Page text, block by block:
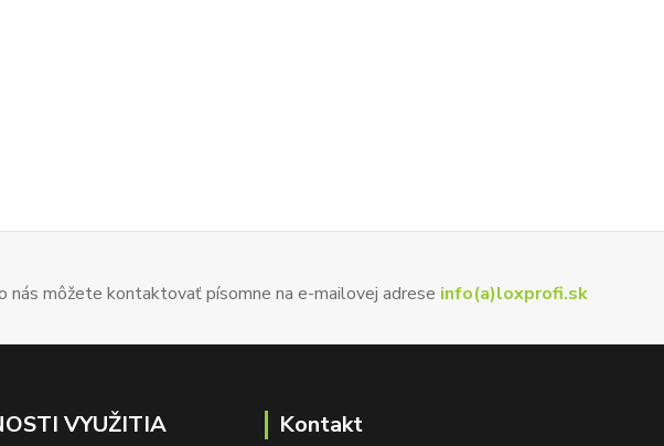
nás môžete kontaktovať písomne na e-mailovej adrese info(a)loxprofi.sk
VYUŽITIA Kontakt